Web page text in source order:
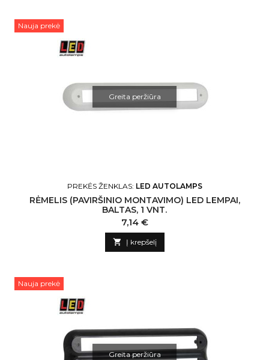
Nauja prekė
Greita peržiūra
PREKĖS ŽENKLAS: LED AUTOLAMPS
RĖMELIS (PAVIRŠINIO MONTAVIMO) LED LEMPAI,
BALTAS, 1 VNT.
Kaina
7,14 €
 Į krepšelį
Nauja prekė
Greita peržiūra